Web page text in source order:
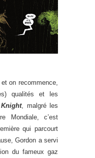
on recommence,
qualités et les
, malgré les
Mondiale, c’est
qui parcourt
Gordon a servi
du fameux gaz